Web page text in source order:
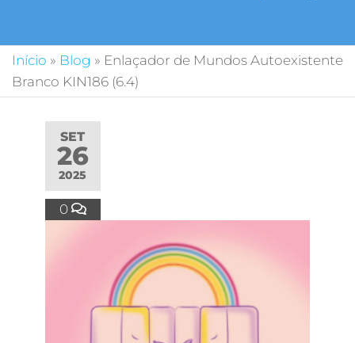
Início » Blog » Enlaçador de Mundos Autoexistente
Branco KIN186 (6.4)
SET
26
2025
0